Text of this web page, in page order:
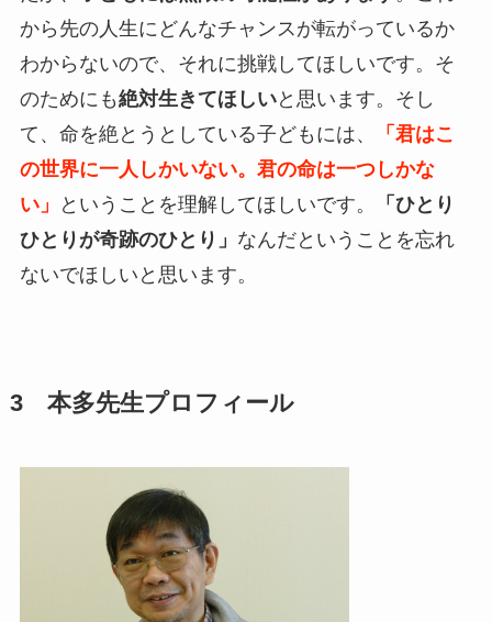
から先の人生にどんなチャンスが転がっているか
わからないので、それに挑戦してほしいです。そ
のためにも絶対生きてほしいと思います。そし
て、命を絶とうとしている子どもには、
「君はこ
の世界に一人しかいない。君の命は一つしかな
い」
ということを理解してほしいです。
「ひとり
ひとりが奇跡のひとり」 なんだということを忘れ
ないでほしいと思います。
3 本多先生プロフィール